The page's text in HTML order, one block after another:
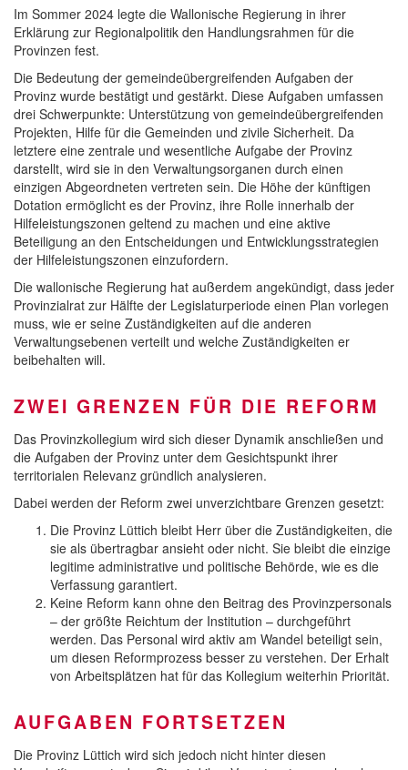
Im Sommer 2024 legte die Wallonische Regierung in ihrer
Erklärung zur Regionalpolitik den Handlungsrahmen für die
Provinzen fest.
Die Bedeutung der gemeindeübergreifenden Aufgaben der
Provinz wurde bestätigt und gestärkt. Diese Aufgaben umfassen
drei Schwerpunkte: Unterstützung von gemeindeübergreifenden
Projekten, Hilfe für die Gemeinden und zivile Sicherheit. Da
letztere eine zentrale und wesentliche Aufgabe der Provinz
darstellt, wird sie in den Verwaltungsorganen durch einen
einzigen Abgeordneten vertreten sein. Die Höhe der künftigen
Dotation ermöglicht es der Provinz, ihre Rolle innerhalb der
Hilfeleistungszonen geltend zu machen und eine aktive
Beteiligung an den Entscheidungen und Entwicklungsstrategien
der Hilfeleistungszonen einzufordern.
Die wallonische Regierung hat außerdem angekündigt, dass jeder
Provinzialrat zur Hälfte der Legislaturperiode einen Plan vorlegen
muss, wie er seine Zuständigkeiten auf die anderen
Verwaltungsebenen verteilt und welche Zuständigkeiten er
beibehalten will.
ZWEI GRENZEN FÜR DIE REFORM
Das Provinzkollegium wird sich dieser Dynamik anschließen und
die Aufgaben der Provinz unter dem Gesichtspunkt ihrer
territorialen Relevanz gründlich analysieren.
Dabei werden der Reform zwei unverzichtbare Grenzen gesetzt:
Die Provinz Lüttich bleibt Herr über die Zuständigkeiten, die
sie als übertragbar ansieht oder nicht. Sie bleibt die einzige
legitime administrative und politische Behörde, wie es die
Verfassung garantiert.
Keine Reform kann ohne den Beitrag des Provinzpersonals
– der größte Reichtum der Institution – durchgeführt
werden. Das Personal wird aktiv am Wandel beteiligt sein,
um diesen Reformprozess besser zu verstehen. Der Erhalt
von Arbeitsplätzen hat für das Kollegium weiterhin Priorität.
AUFGABEN FORTSETZEN
Die Provinz Lüttich wird sich jedoch nicht hinter diesen